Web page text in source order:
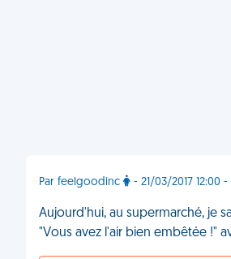
Par feelgoodinc - 21/03/2017 12:00
Aujourd'hui, au supermarché, je
"Vous avez l'air bien embêtée !"